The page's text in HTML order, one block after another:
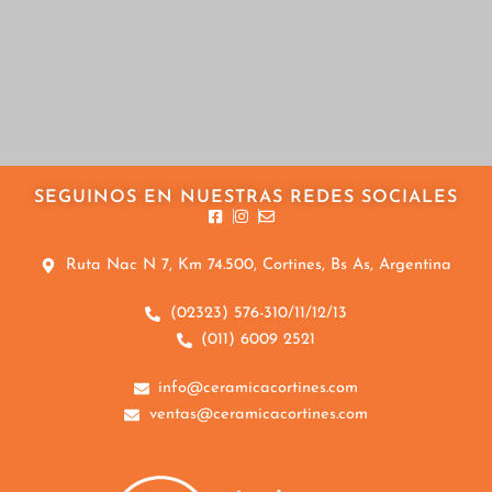
SEGUINOS EN NUESTRAS REDES SOCIALES
Ruta Nac N 7, Km 74.500, Cortines, Bs As, Argentina
(02323) 576-310/11/12/13
(011) 6009 2521
info@ceramicacortines.com
ventas@ceramicacortines.com